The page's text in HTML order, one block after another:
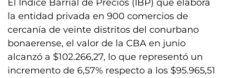
El Índice Barrial de Precios (IBP) que elabora
la entidad privada en 900 comercios de
cercanía de veinte distritos del conurbano
bonaerense, el valor de la CBA en junio
alcanzó a $102.266,27, lo que representó un
incremento de 6,57% respecto a los $95.965,51